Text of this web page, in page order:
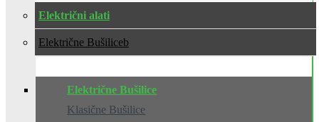
Električni alati
Električne Bušilice
Električne Bušilice
Klasične Bušilice